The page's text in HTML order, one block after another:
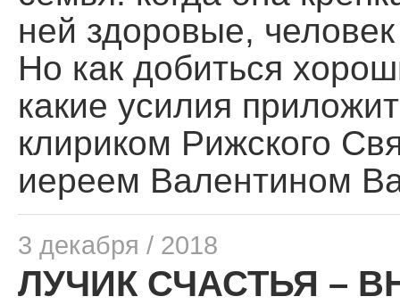
ней здоровые,
Но как добиться
какие усилия
клириком Рижского
иереем Валентином
3 декабря / 2018
ЛУЧИК СЧАСТЬЯ –